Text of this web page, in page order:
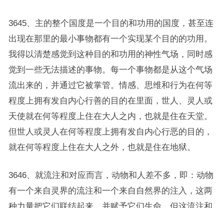
3645、主的整个国度是一个目的和功用的国度，甚至连
出现在那里的最小事物都有一个实现某个目的的功用。
我得以清楚感觉到这种目的和功用的神性气场，同时感
觉到一些无法描述的事物。每一个事物都是从这个气场
流出来的，并通过它被掌管。情感、思维和行为在何等
程度上拥有发自内心行善的目的在里面，世人、灵人或
天使就在何等程度上住在大人之内，也就是住在天堂。
但世人或灵人在何等程度上拥有发自内心行恶的目的，
就在何等程度上住在大人之外，也就是住在地狱。
3646、就流注和对应而言，动物和人差不多，即：动物
有一个来自灵界的流注和一个来自自然界的注入，这两
种力量把它们联结起来，并赋予它们生命。但这流注和